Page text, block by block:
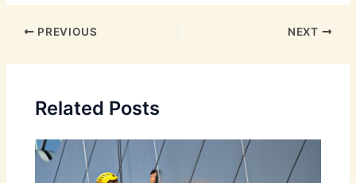
Post
PREVIOUS NEXT
Related Posts